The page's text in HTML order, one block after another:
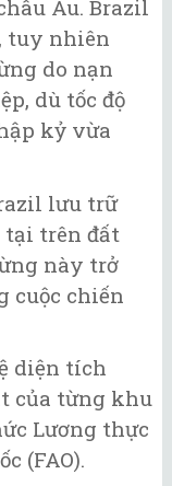
Âu. Brazil
tuy nhiên
do nạn
dù tốc độ
kỷ vừa
lưu trữ
tại trên đất
này trở
cuộc chiến
diện tích
của từng khu
Lương thực
(FAO).